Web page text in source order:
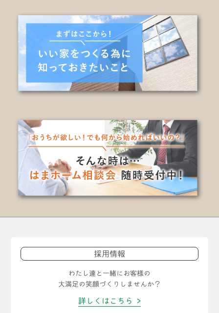
採用情報
わたし達と一緒にお客様の
大満足の笑顔づくりしませんか？
詳しくはこちら >